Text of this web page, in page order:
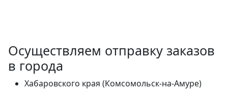
Осуществляем отправку заказов
в города
Хабаровского края (Комсомольск-на-Амуре)